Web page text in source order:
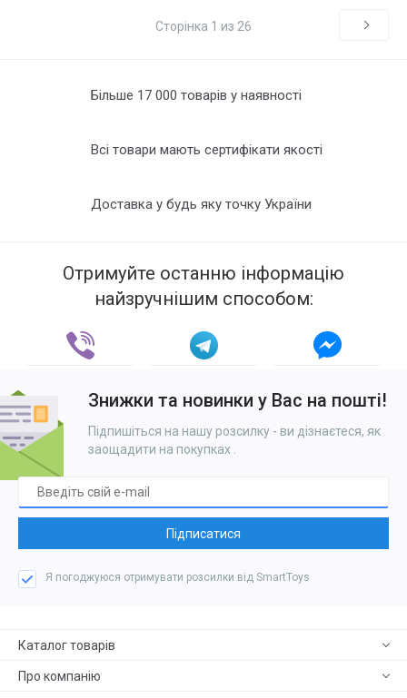
Сторінка 1 из 26
Більше 17 000 товарів у наявності
Всі товари мають сертифікати якості
Доставка у будь яку точку України
Отримуйте останню інформацію
найзручнішим способом:
Знижки та новинки у Вас на пошті!
Підпишіться на нашу розсилку - ви дізнаєтеся, як
заощадити на покупках
Підписатися
Я погоджуюся отримувати розсилки від SmartToys
Каталог товарів
Про компанію